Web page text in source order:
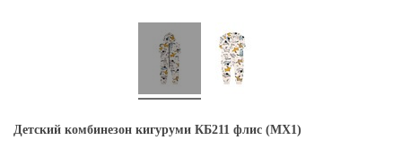
Детский комбинезон кигуруми КБ211 флис (MX1)